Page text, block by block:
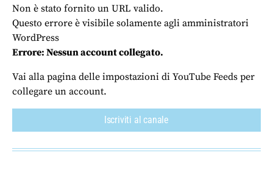
Non è stato fornito un URL valido.
Questo errore è visibile solamente agli amministratori
WordPress
Errore: Nessun account collegato.
Vai alla pagina delle impostazioni di YouTube Feeds per
collegare un account.
Iscriviti al canale